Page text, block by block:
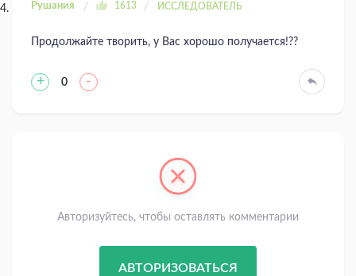
Рушания 1613 ИССЛЕДОВАТЕЛЬ
Продолжайте творить, у Вас хорошо получается!??
+ 0 -
Авторизуйтесь, чтобы оставлять комментарии
АВТОРИЗОВАТЬСЯ